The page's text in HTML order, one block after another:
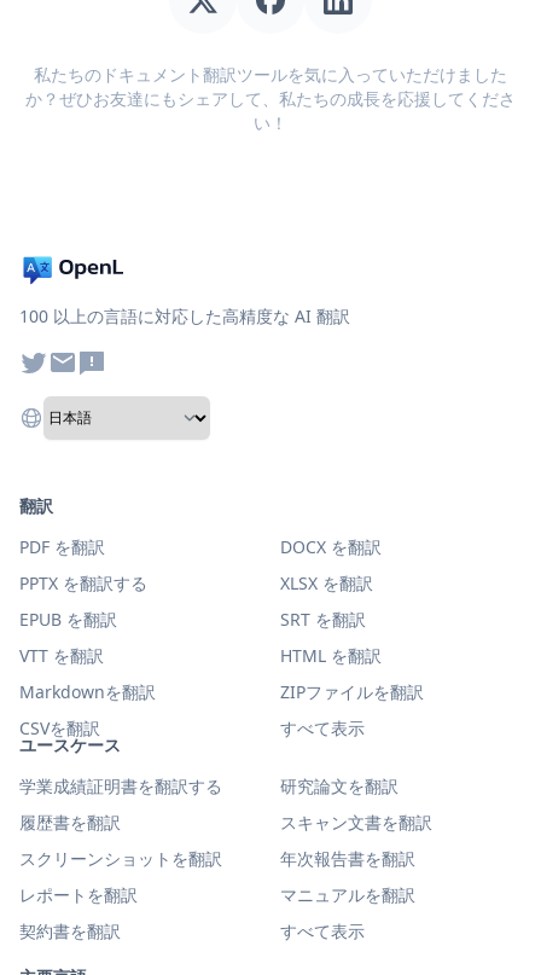
私たちのドキュメント翻訳ツールを気に入っていただけました
か？ぜひお友達にもシェアして、私たちの成長を応援してくださ
い！
100 以上の言語に対応した高精度な AI 翻訳
ユースケース
学業成績証明書を翻訳する
研究論文を翻訳
履歴書を翻訳
スキャン文書を翻訳
スクリーンショットを翻訳
年次報告書を翻訳
レポートを翻訳
マニュアルを翻訳
契約書を翻訳
すべて表示
翻訳
PDF を翻訳
DOCX を翻訳
PPTX を翻訳する
XLSX を翻訳
EPUB を翻訳
SRT を翻訳
VTT を翻訳
HTML を翻訳
Markdownを翻訳
ZIPファイルを翻訳
CSVを翻訳
すべて表示